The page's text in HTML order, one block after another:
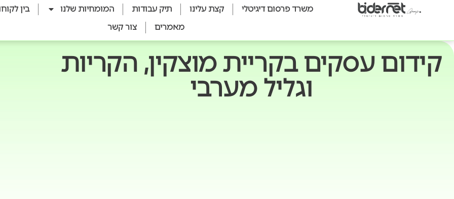
משרד פרסום דיגיטלי קצת עלינו תיק עבודות המומחיות שלנו
בין
מאמרים
צור קשר
קידום עסקים בקריית מוצקין, הקריות
וגליל מערבי